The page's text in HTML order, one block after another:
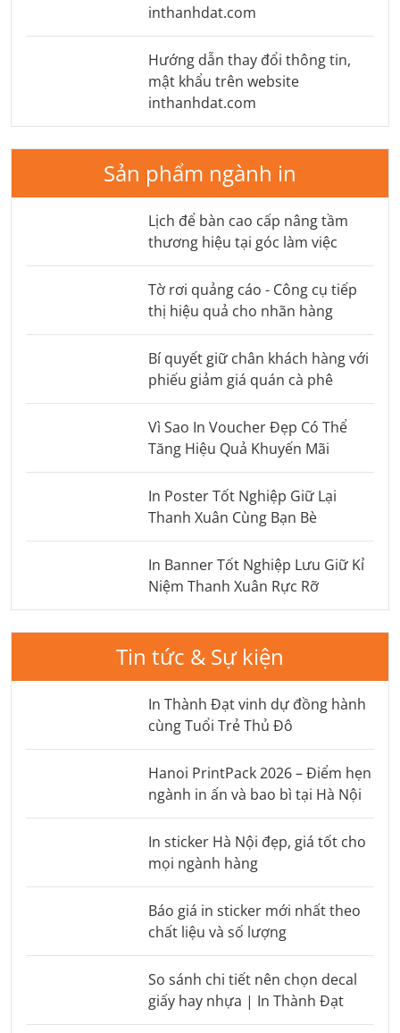
inthanhdat.com
Hướng dẫn thay đổi thông tin,
mật khẩu trên website
inthanhdat.com
Sản phẩm ngành in
Lịch để bàn cao cấp nâng tầm
thương hiệu tại góc làm việc
Tờ rơi quảng cáo - Công cụ tiếp
thị hiệu quả cho nhãn hàng
Bí quyết giữ chân khách hàng với
phiếu giảm giá quán cà phê
Vì Sao In Voucher Đẹp Có Thể
Tăng Hiệu Quả Khuyến Mãi
In Poster Tốt Nghiệp Giữ Lại
Thanh Xuân Cùng Bạn Bè
In Banner Tốt Nghiệp Lưu Giữ Kỉ
Niệm Thanh Xuân Rực Rỡ
Tin tức & Sự kiện
In Thành Đạt vinh dự đồng hành
cùng Tuổi Trẻ Thủ Đô
Hanoi PrintPack 2026 – Điểm hẹn
ngành in ấn và bao bì tại Hà Nội
In sticker Hà Nội đẹp, giá tốt cho
mọi ngành hàng
Báo giá in sticker mới nhất theo
chất liệu và số lượng
So sánh chi tiết nên chọn decal
giấy hay nhựa | In Thành Đạt